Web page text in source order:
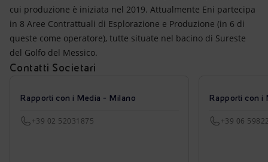
cui produzione è iniziata nel 2019. Attualmente Eni partecipa
in 8 Aree Contrattuali di Esplorazione e Produzione (in 6 di
queste come operatore), tutte situate nel bacino di Sureste
del Golfo del Messico.
Contatti Societari
Rapporti con i Media - Milano
+39 02 52031875
Rapporti con i
+39 06